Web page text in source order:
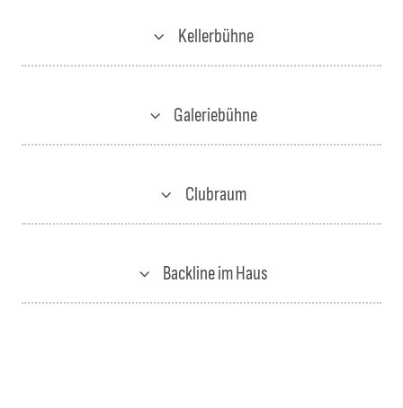
Kellerbühne
Galeriebühne
Clubraum
Backline im Haus